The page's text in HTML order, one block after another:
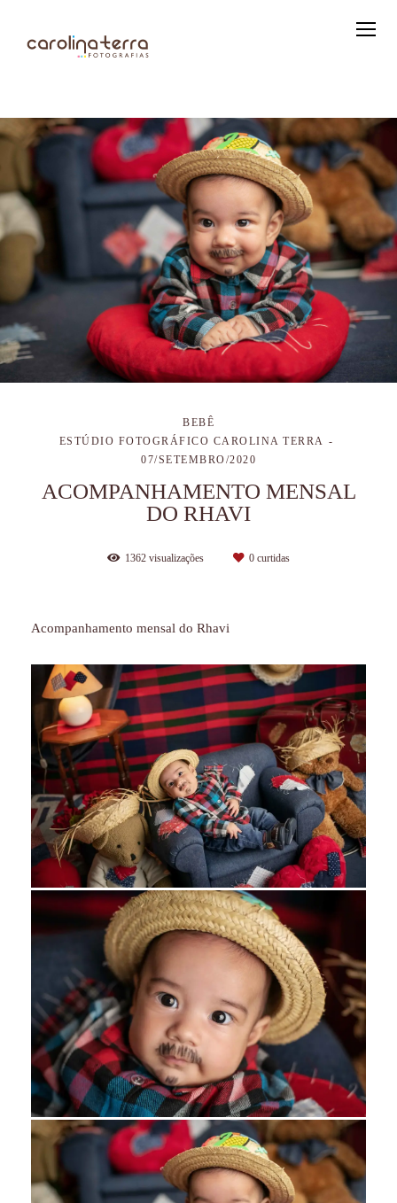
BEBÊ
ESTÚDIO FOTOGRÁFICO CAROLINA TERRA
07/SETEMBRO/2020
ACOMPANHAMENTO MENSAL
DO RHAVI
1362 visualizações 0 curtidas
Acompanhamento mensal do Rhavi